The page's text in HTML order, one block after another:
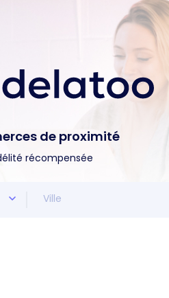
de proximité
récompensée